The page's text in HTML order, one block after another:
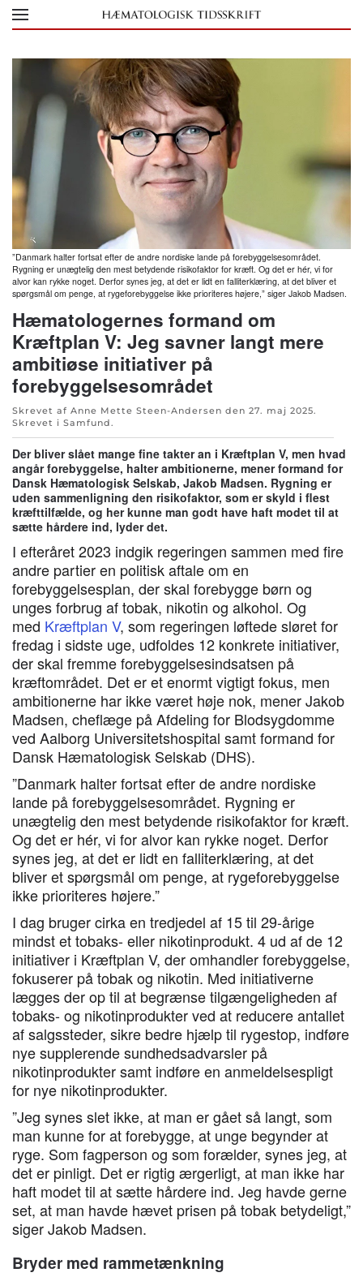
Skip to main content
”Danmark halter fortsat efter de andre nordiske lande på forebyggelsesområdet.
Rygning er unægtelig den mest betydende risikofaktor for kræft. Og det er hér, vi for
alvor kan rykke noget. Derfor synes jeg, at det er lidt en falliterklæring, at det bliver et
spørgsmål om penge, at rygeforebyggelse ikke prioriteres højere,” siger Jakob Madsen.
Hæmatologernes formand om
Kræftplan V: Jeg savner langt mere
ambitiøse initiativer på
forebyggelsesområdet
Skrevet af Anne Mette Steen-Andersen den 27. maj 2025.
Skrevet i Samfund .
Der bliver slået mange fine takter an i Kræftplan V, men hvad
angår forebyggelse, halter ambitionerne, mener formand for
Dansk Hæmatologisk Selskab, Jakob Madsen. Rygning er
uden sammenligning den risikofaktor, som er skyld i flest
kræfttilfælde, og her kunne man godt have haft modet til at
sætte hårdere ind, lyder det.
I efteråret 2023 indgik regeringen sammen med fire
andre partier en politisk aftale om en
forebyggelsesplan, der skal forebygge børn og
unges forbrug af tobak, nikotin og alkohol. Og
med Kræftplan V, som regeringen løftede sløret for
fredag i sidste uge, udfoldes 12 konkrete initiativer,
der skal fremme forebyggelsesindsatsen på
kræftområdet. Det er et enormt vigtigt fokus, men
ambitionerne har ikke været høje nok, mener Jakob
Madsen, cheflæge på Afdeling for Blodsygdomme
ved Aalborg Universitetshospital samt formand for
Dansk Hæmatologisk Selskab (DHS).
”Danmark halter fortsat efter de andre nordiske
lande på forebyggelsesområdet. Rygning er
unægtelig den mest betydende risikofaktor for kræft.
Og det er hér, vi for alvor kan rykke noget. Derfor
synes jeg, at det er lidt en falliterklæring, at det
bliver et spørgsmål om penge, at rygeforebyggelse
ikke prioriteres højere.”
I dag bruger cirka en tredjedel af 15 til 29-årige
mindst et tobaks- eller nikotinprodukt. 4 ud af de 12
initiativer i Kræftplan V, der omhandler forebyggelse,
fokuserer på tobak og nikotin. Med initiativerne
lægges der op til at begrænse tilgængeligheden af
tobaks- og nikotinprodukter ved at reducere antallet
af salgssteder, sikre bedre hjælp til rygestop, indføre
nye supplerende sundhedsadvarsler på
nikotinprodukter samt indføre en anmeldelsespligt
for nye nikotinprodukter.
”Jeg synes slet ikke, at man er gået så langt, som
man kunne for at forebygge, at unge begynder at
ryge. Som fagperson og som forælder, synes jeg, at
det er pinligt. Det er rigtig ærgerligt, at man ikke har
haft modet til at sætte hårdere ind. Jeg havde gerne
set, at man havde hævet prisen på tobak betydeligt,”
siger Jakob Madsen.
Bryder med rammetænkning